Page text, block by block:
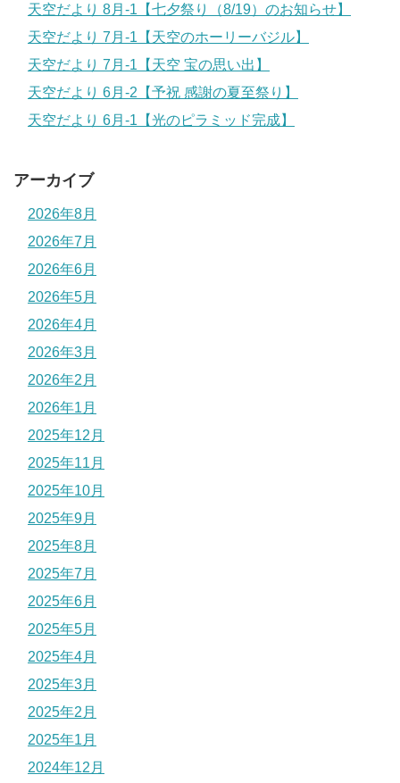
天空だより 8月-1【七夕祭り（8/19）のお知らせ】
天空だより 7月-1【天空のホーリーバジル】
天空だより 7月-1【天空 宝の思い出】
天空だより 6月-2【予祝 感謝の夏至祭り】
天空だより 6月-1【光のピラミッド完成】
アーカイブ
2026年8月
2026年7月
2026年6月
2026年5月
2026年4月
2026年3月
2026年2月
2026年1月
2025年12月
2025年11月
2025年10月
2025年9月
2025年8月
2025年7月
2025年6月
2025年5月
2025年4月
2025年3月
2025年2月
2025年1月
2024年12月